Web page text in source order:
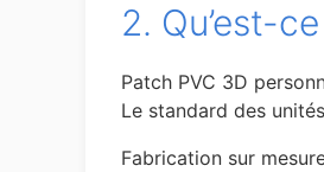
2. Qu’est-
Patch PVC 3D
Le standard des
Fabrication sur